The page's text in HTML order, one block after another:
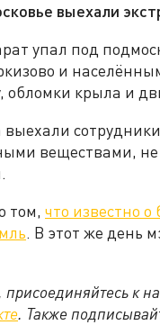
выехали
упал под
и
крыла и
веществами, не
том, что известно
. В этот же день
к
. Также